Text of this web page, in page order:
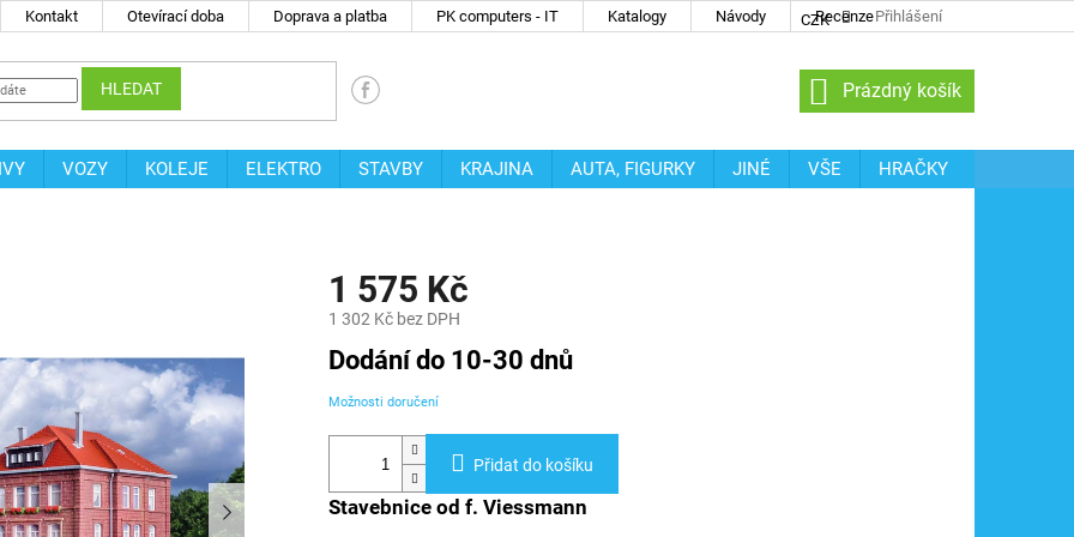
Kontakt Otevírací doba Doprava a platba PK computers - IT Katalogy Návody Recenze
CZK Přihlášení
HLEDAT
NÁKUPNÍ
KOŠÍK
Prázdný košík
VOZY KOLEJE ELEKTRO STAVBY KRAJINA AUTA, FIGURKY JINÉ VŠE
HRAČKY
1 575 Kč
1 302 Kč bez DPH
Měrná
cena:
Dodání do 10-30 dnů
Možnosti doručení
Přidat do košíku
Stavebnice od f. Viessmann